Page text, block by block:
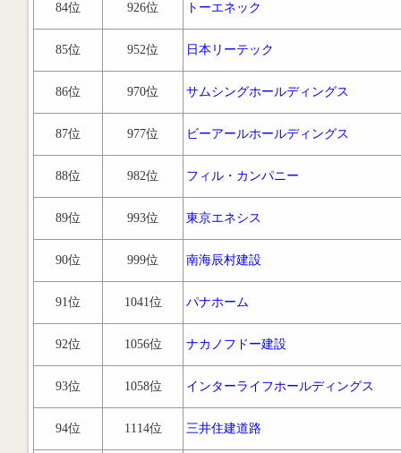
84位 926位 トーエネック
85位 952位 日本リーテック
86位 970位 サムシングホールディングス
87位 977位 ビーアールホールディングス
88位 982位 フィル・カンパニー
89位 993位 東京エネシス
90位 999位 南海辰村建設
91位 1041位 パナホーム
92位 1056位 ナカノフドー建設
93位 1058位 インターライフホールディングス
94位 1114位 三井住建道路